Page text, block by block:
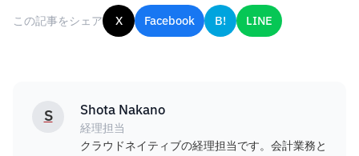
この記事をシェア X Facebook B! LINE
S Shota Nakano
経理担当
クラウドネイティブの経理担当です。会計業務と